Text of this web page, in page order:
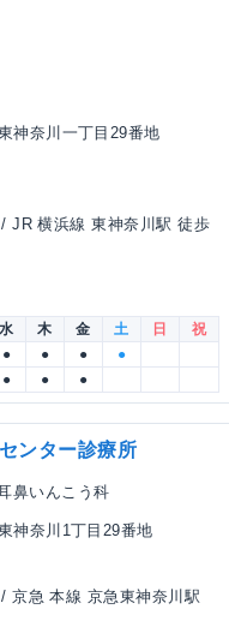
神奈川一丁目29番地
JR 横浜線 東神奈川駅 徒歩
水 木 金 土 日
祝
● ● ●
●
● ● ●
ンター診療所
鼻いんこう科
神奈川1丁目29番地
京急 本線 京急東神奈川駅